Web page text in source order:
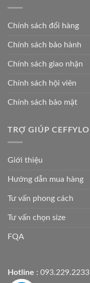
Chính sách đổi hàng
Chính sách bảo hành
Chính sách giao nhận
Chính sách hội viên
Chính sách bảo mật
TRỢ GIÚP CEFFYLO
Giới thiệu
Hướng dẫn mua hàng
Tư vấn phong cách
Tư vấn chọn size
FQA
Hotline : 093.229.2233